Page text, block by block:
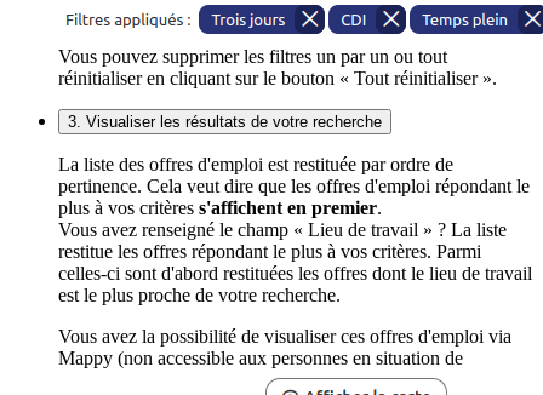
Vous pouvez supprimer les filtres un par un ou tout
réinitialiser en cliquant sur le bouton « Tout réinitialiser ».
3. Visualiser les résultats de votre recherche
La liste des offres d'emploi est restituée par ordre de
pertinence. Cela veut dire que les offres d'emploi répondant le
plus à vos critères s'affichent en premier.
Vous avez renseigné le champ « Lieu de travail » ? La liste
restitue les offres répondant le plus à vos critères. Parmi
celles-ci sont d'abord restituées les offres dont le lieu de travail
est le plus proche de votre recherche.
Vous avez la possibilité de visualiser ces offres d'emploi via
Mappy (non accessible aux personnes en situation de